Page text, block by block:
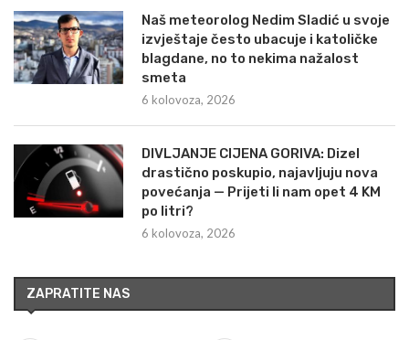
Naš meteorolog Nedim Sladić u svoje
izvještaje često ubacuje i katoličke
blagdane, no to nekima nažalost
smeta
6 kolovoza, 2026
DIVLJANJE CIJENA GORIVA: Dizel
drastično poskupio, najavljuju nova
povećanja — Prijeti li nam opet 4 KM
po litri?
6 kolovoza, 2026
ZAPRATITE NAS